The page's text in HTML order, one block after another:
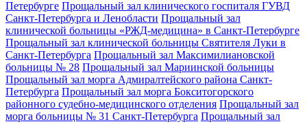
Петербурге Прощальный зал клинического госпиталя ГУВД
Санкт-Петербурга и Ленобласти Прощальный зал
клинической больницы «РЖД-медицина» в Санкт-Петербурге
Прощальный зал клинической больницы Святителя Луки в
Санкт-Петербурга Прощальный зал Максимилиановской
больницы № 28 Прощальный зал Мариинской больницы
Прощальный зал морга Адмиралтейского района Санкт-
Петербурга Прощальный зал морга Бокситогорского
районного судебно-медицинского отделения Прощальный зал
морга больницы № 31 Санкт-Петербурга Прощальный зал